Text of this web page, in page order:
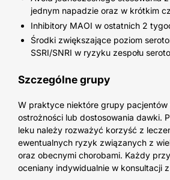
jednym napadzie oraz w krótkim
Inhibitory MAOI w ostatnich 2
Środki zwiększające poziom
SSRI/SNRI w ryzyku zespołu
Szczególne grupy
W praktyce niektóre grupy pacjentów
ostrożności lub dostosowania dawki.
leku należy rozważyć korzyść z
ewentualnych ryzyk związanych z
oraz obecnymi chorobami. Każdy
oceniany indywidualnie w konsultacji